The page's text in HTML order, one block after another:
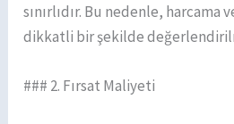
sınırlıdır. Bu nedenle, harcama
dikkatli bir şekilde
### 2. Fırsat Maliyeti